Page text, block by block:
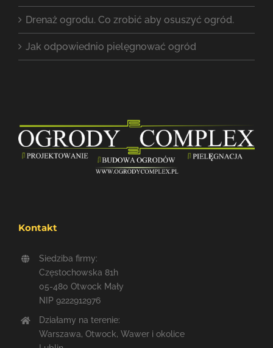
Drenaż ogrodu. Co zrobić aby osuszyć ogród.
Jak odpowiednio pielęgnować ogród
Kontakt
Siedziba firmy:
Częstochowska 81h
05-480 Otwock Mały
NIP 9222912976
Działamy na terenie:
Warszawa, Otwock, Wawer i okolice